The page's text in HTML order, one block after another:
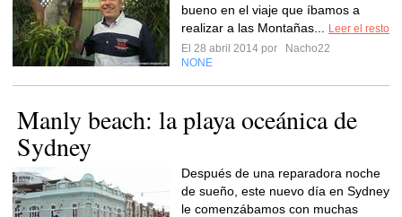
bueno en el viaje que íbamos a
realizar a las Montañas...
Leer el resto
El 28 abril 2014 por
Nacho22
NONE
Manly beach: la playa oceánica de
Sydney
Después de una reparadora noche
de sueño, este nuevo día en Sydney
le comenzábamos con muchas